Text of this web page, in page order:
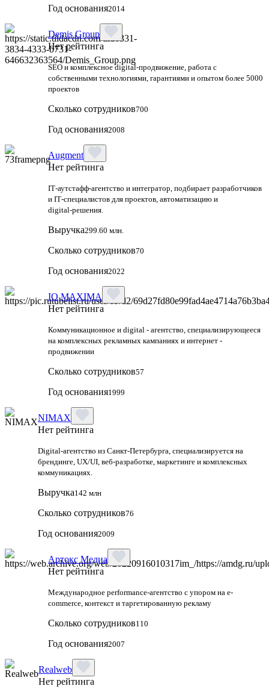
Год основания2014
Demis Group
Нет рейтинга
SEO и комплексное digital-продвижение, работа с
собственными технологиями, гарантиями и опытом более 5000
проектов
Сколько сотрудников700
Год основания2008
Augment
Нет рейтинга
IT‑аутстафф‑агентство и интегратор, подбирает разработчиков
и IT‑специалистов для проектов, автоматизацию и
digital‑решения.
Выручка299.60 млн.
Сколько сотрудников70
Год основания2022
IQ MAXIMA
Нет рейтинга
Коммуникационное и digital - агентство, специализирующееся
на комплексных рекламных кампаниях и интернет -
продвижении
Сколько сотрудников57
Год основания1999
NIMAX
Нет рейтинга
Digital-агентство из Санкт-Петербурга, специализируется на
брендинге, UX/UI, веб-разработке, маркетинге и комплексных
коммуникациях.
Выручка142 млн
Сколько сотрудников76
Год основания2009
Артокс Медиа
Нет рейтинга
Международное performance-агентство с упором на e-
commerce, контекст и таргетированную рекламу
Сколько сотрудников110
Год основания2007
Realweb
Нет рейтинга